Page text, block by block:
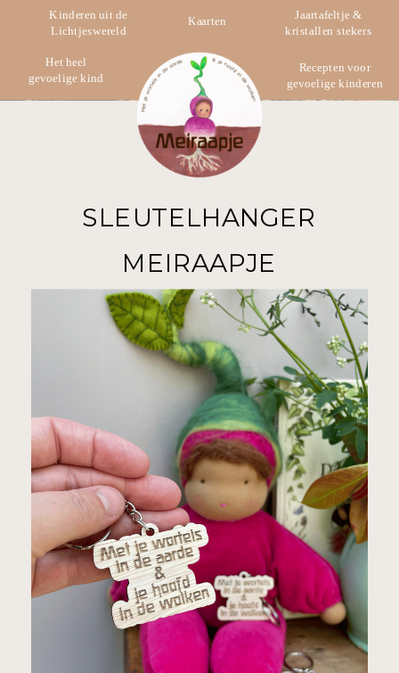
Het heel
gevoelige kind
Kinderen uit de
Lichtjeswereld
Jaartafeltje &
kristallen stekers
Kaarten
Recepten voor
gevoelige kinderen
SLEUTELHANGER
MEIRAAPJE